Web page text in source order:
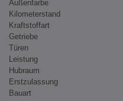
Außenfarbe
Kilometerstand
Kraftstoffart
Getriebe
Türen
Leistung
Hubraum
Erstzulassung
Bauart